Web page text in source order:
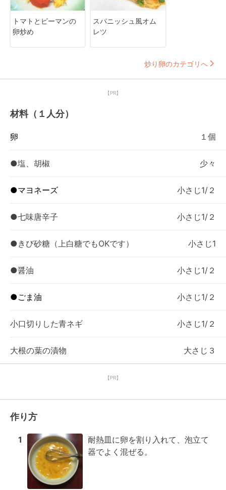
トマトとピーマンの
卵炒め
スパニッシュ風オム
レツ
炒り卵のカテゴリへ
【PR】
材料（１人分）
卵 １個
●塩、胡椒 少々
●マヨネーズ 小さじ1/２
●七味唐辛子 小さじ1/２
●きび砂糖（上白糖でもOKです） 小さじ1
●醤油 小さじ1/２
●ごま油 小さじ1/２
小口切りした青ネギ 小さじ1/２
大根の葉の漬物 大さじ３
【PR】
作り方
1
耐熱皿に卵を割り入れて、泡立て
器でよく混ぜる。